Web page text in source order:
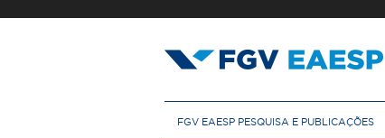
FGV EAESP PESQUISA E PUBLICAÇÕES